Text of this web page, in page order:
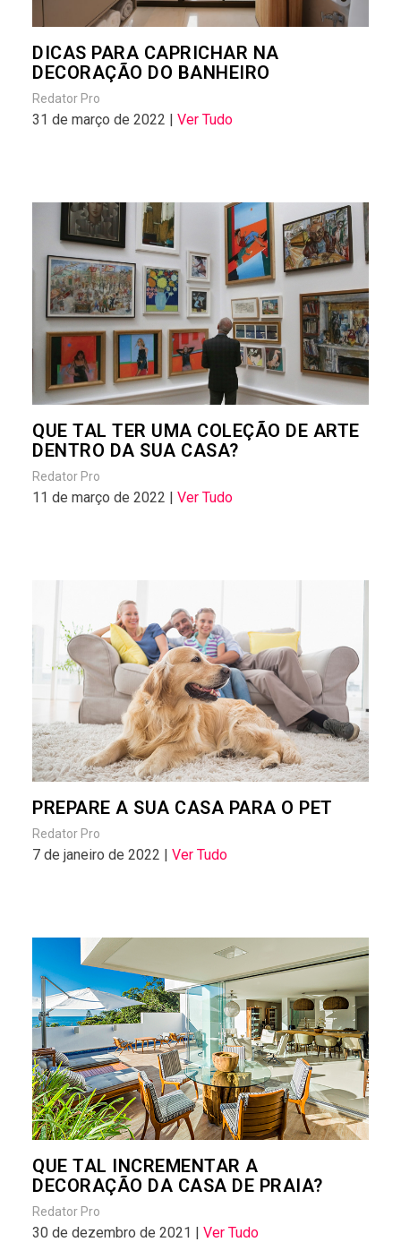
DICAS PARA CAPRICHAR NA
DECORAÇÃO DO BANHEIRO
Redator Pro
31 de março de 2022 | Ver Tudo
QUE TAL TER UMA COLEÇÃO DE ARTE
DENTRO DA SUA CASA?
Redator Pro
11 de março de 2022 | Ver Tudo
PREPARE A SUA CASA PARA O PET
Redator Pro
7 de janeiro de 2022 | Ver Tudo
QUE TAL INCREMENTAR A
DECORAÇÃO DA CASA DE PRAIA?
Redator Pro
30 de dezembro de 2021 | Ver Tudo